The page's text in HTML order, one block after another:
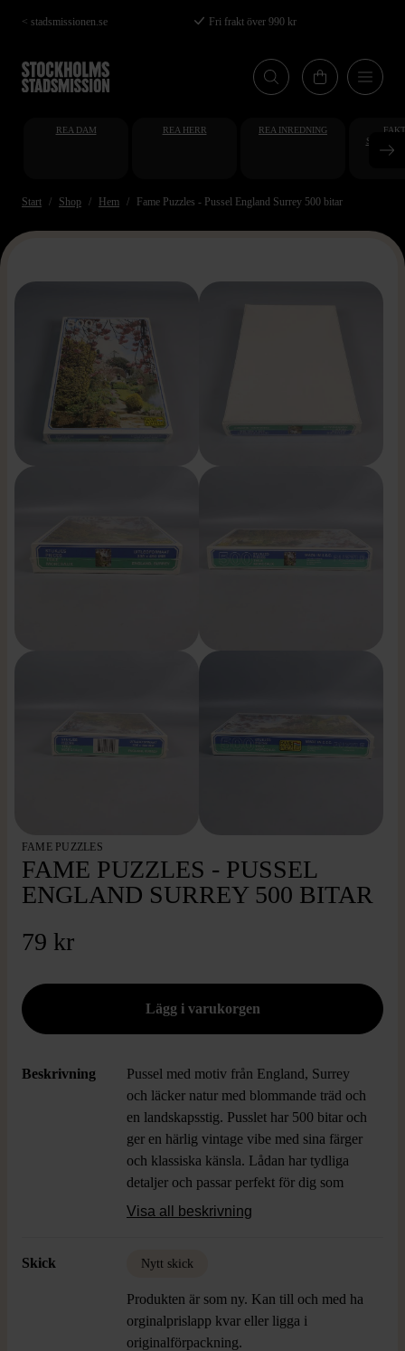
Hoppa
till
huvudinnehåll
< stadsmissionen.se Fri frakt över 990 kr
REA DAM REA HERR REA INREDNING
Start Shop Hem Fame Puzzles - Pussel England Surrey 500 bitar
FAME PUZZLES
FAME PUZZLES - PUSSEL
ENGLAND SURREY 500 BITAR
79 kr
Beskrivning
Pussel med motiv från England, Surrey
och läcker natur med blommande träd och
en landskapsstig. Pusslet har 500 bitar och
ger en härlig vintage vibe med sina färger
och klassiska känsla. Lådan har tydliga
detaljer och passar perfekt för dig som
gillar utmanande och inspirerande
Visa all beskrivning
Skick Nytt skick
Produkten är som ny. Kan till och med ha
orginalprislapp kvar eller ligga i
originalförpackning.